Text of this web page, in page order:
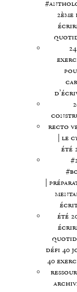
recto
| le
été
|
été
défi 40
40